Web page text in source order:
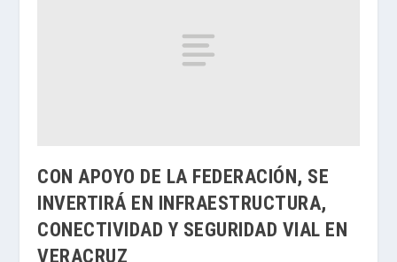
CON APOYO DE LA FEDERACIÓN, SE
INVERTIRÁ EN INFRAESTRUCTURA,
CONECTIVIDAD Y SEGURIDAD VIAL EN
VERACRUZ